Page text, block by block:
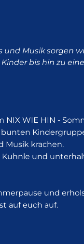
Musik sorgen
bis hin zu
NIX WIE HIN -
Musik krachen.
und
und
auf euch auf.